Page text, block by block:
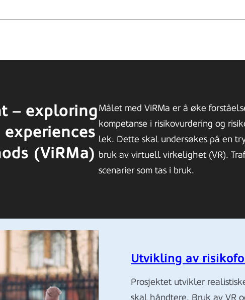
– exploring
(ViRMa)
Målet med ViRMa er å øke
kompetanse i risikovurdering og
lek. Dette skal undersøkes på en
bruk av virtuell virkelighet (VR).
scenarier som tas i bruk.
Utvikling av
Prosjektet utvikler
skal håndtere. Bruk av VR